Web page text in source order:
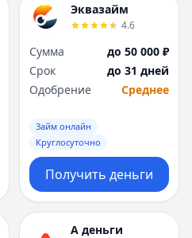
Эквазайм
4.6
Сумма
до 50 000 ₽
Срок
до 31 дней
Одобрение
Среднее
Займ онлайн
Круглосуточно
Получить деньги
А деньги